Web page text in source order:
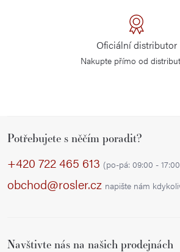
Oficiální distributor
Nakupte přímo od
Potřebujete s něčím poradit?
+420 722 465 613 (po-pá: 09:00 -
obchod@rosler.cz napište nám
Navštivte nás na našich prodejnách